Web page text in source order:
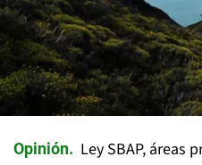
Opinión Ley SBAP, áreas